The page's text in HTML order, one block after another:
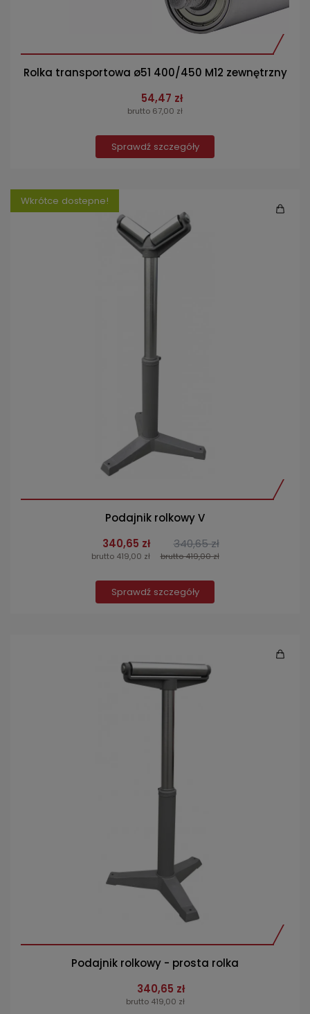
Rolka transportowa ø51 400/450 M12 zewnętrzny
54,47 zł
brutto 67,00 zł
Sprawdź szczegóły
Wkrótce dostepne!
Podajnik rolkowy V
340,65 zł
brutto 419,00 zł
340,65 zł
brutto 419,00 zł
Sprawdź szczegóły
Podajnik rolkowy - prosta rolka
340,65 zł
brutto 419,00 zł